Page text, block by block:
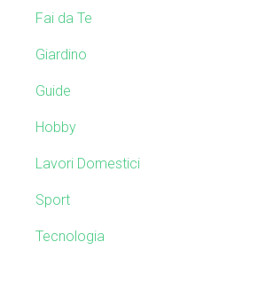
d
e
b
a
e
b
i
Fai da Te
Giardino
Guide
Hobby
Lavori Domestici
Sport
Tecnologia